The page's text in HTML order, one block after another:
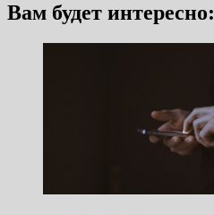
Вам будет интересно: